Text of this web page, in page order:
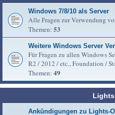
Windows 7/8/10 als Server
Alle Fragen zur Verwendung
Themen: 53
Weitere Windows Server
Für Fragen zu allen Windows
R2 / 2012 / etc., Foundation /
Themen: 49
Ankündigungen zu Lights-